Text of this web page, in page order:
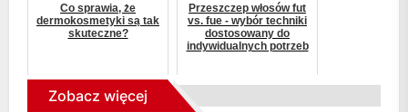
Co sprawia, że
dermokosmetyki są tak
skuteczne?
Przeszczep włosów fut
vs. fue - wybór techniki
dostosowany do
indywidualnych potrzeb
Zobacz więcej